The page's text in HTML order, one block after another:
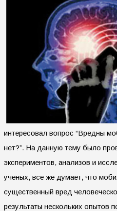
интересовал вопрос “Вредны
нет?”. На данную тему было
экспериментов, анализов и
ученых, все же думает, что
существенный вред
результаты нескольких опытов